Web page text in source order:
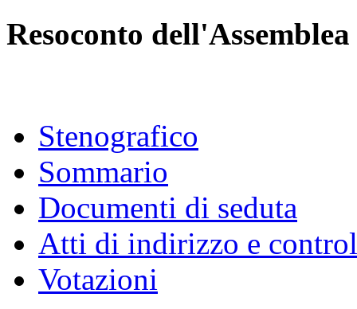
Resoconto dell'Assemblea
Stenografico
Sommario
Documenti di seduta
Atti di indirizzo e
Votazioni